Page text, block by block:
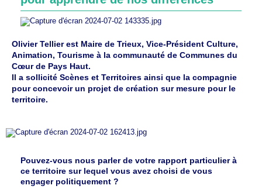
Olivier Tellier est Maire de Trieux, Vice-Président Culture,
Animation, Tourisme à la communauté de Communes du
Cœur de Pays Haut.
Il a sollicité Scènes et Territoires ainsi que la compagnie
pour concevoir un projet de création sur mesure pour le
territoire.
Pouvez-vous nous parler de votre rapport particulier à
ce territoire sur lequel vous avez choisi de vous
engager politiquement ?